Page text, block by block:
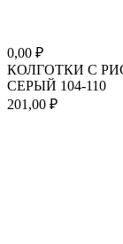
0,00 ₽
КОЛГОТКИ С
СЕРЫЙ 104-110
201,00 ₽